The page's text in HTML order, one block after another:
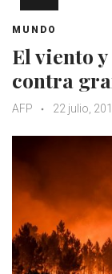
MUNDO
El viento
contra
AFP 22 julio,